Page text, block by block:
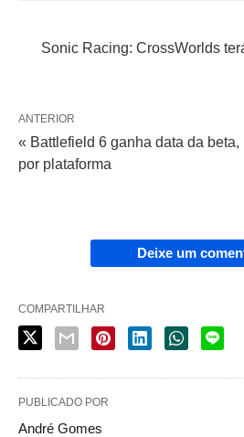
Sonic Racing: CrossWorlds
ANTERIOR
« Battlefield 6 ganha data da
por plataforma
Deixe um
COMPARTILHAR
PUBLICADO POR
André Gomes